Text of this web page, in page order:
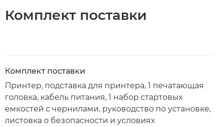
Комплект поставки
Комплект поставки
Принтер, подставка для принтера, 1 печатающая
головка, кабель питания, 1 набор стартовых
емкостей с чернилами, руководство по установке,
листовка о безопасности и условиях